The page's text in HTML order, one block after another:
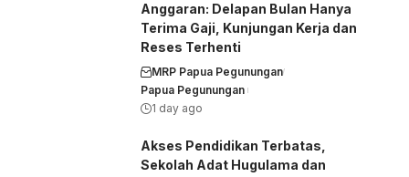
Anggaran: Delapan Bulan Hanya
Terima Gaji, Kunjungan Kerja dan
Reses Terhenti
MRP Papua Pegunungan
Papua Pegunungan
1 day ago
Akses Pendidikan Terbatas,
Sekolah Adat Hugulama dan